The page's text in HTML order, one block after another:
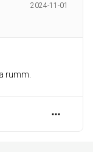
2024-11-01
rumm.